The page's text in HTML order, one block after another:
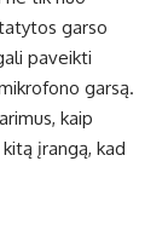
garso
paveikti
garsą.
kaip
įrangą, kad